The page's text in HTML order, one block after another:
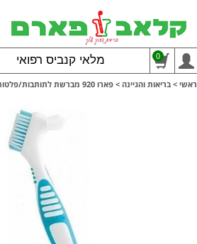
אתר
המרכזי
מלאי קנביס רפואי 0
ראשי > בריאות והגיינה > פארו 920 מברשת לתותבות/פלטות אורתודונטיות Paro